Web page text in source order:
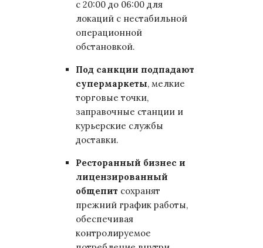
с 20:00 до 06:00 для
локаций с нестабильной
операционной
обстановкой.
Под санкции подпадают
супермаркеты, мелкие
торговые точки,
заправочные станции и
курьерские службы
доставки.
Ресторанный бизнес и
лицензированный
общепит сохранят
прежний график работы,
обеспечивая
контролируемое